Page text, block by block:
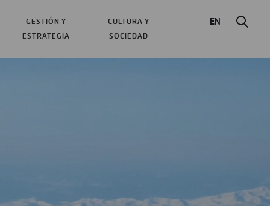
GESTIÓN Y
ESTRATEGIA
CULTURA Y
SOCIEDAD
EN